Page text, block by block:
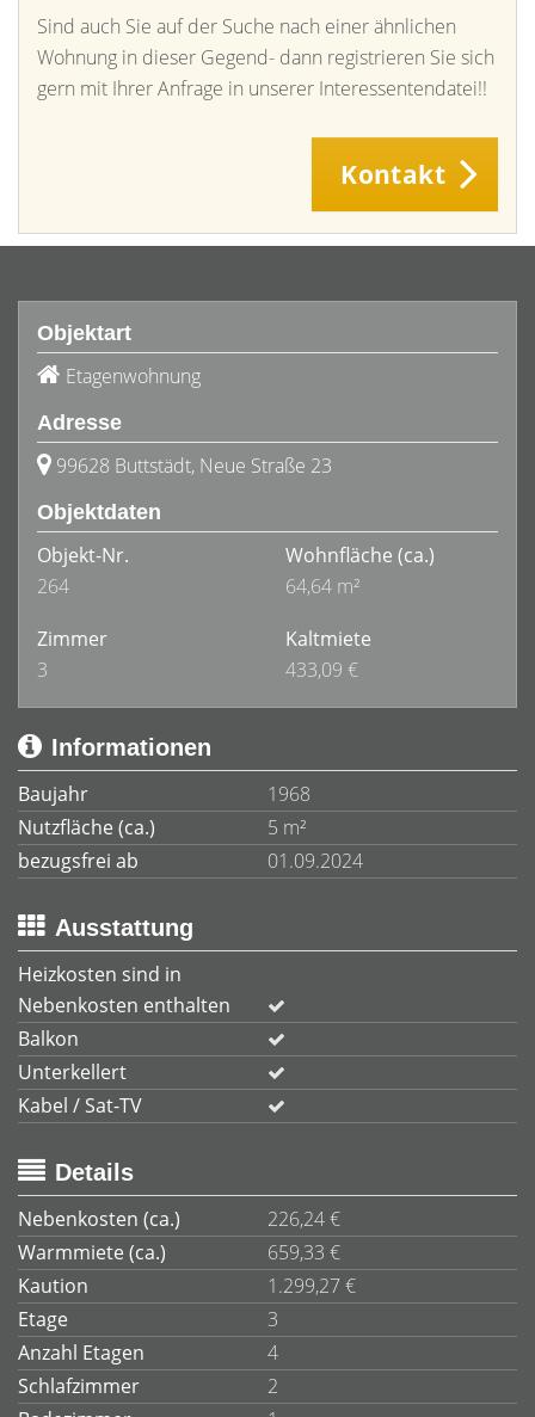
Sind auch Sie auf der Suche nach einer ähnlichen
Wohnung in dieser Gegend- dann registrieren Sie sich
gern mit Ihrer Anfrage in unserer Interessentendatei!!
Kontakt
Objektart
Etagenwohnung
Adresse
99628 Buttstädt, Neue Straße 23
Objektdaten
Objekt-Nr.
264
Wohnfläche (ca.)
64,64 m²
Zimmer
3
Kaltmiete
433,09 €
Informationen
Baujahr
1968
Nutzfläche (ca.)
5 m²
bezugsfrei ab
01.09.2024
Ausstattung
Heizkosten sind in
Nebenkosten enthalten
Balkon
Unterkellert
Kabel / Sat-TV
Details
Nebenkosten (ca.)
226,24 €
Warmmiete (ca.)
659,33 €
Kaution
1.299,27 €
Etage
3
Anzahl Etagen
4
Schlafzimmer
2